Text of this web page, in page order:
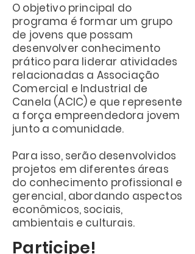
O objetivo principal do
programa é formar um grupo
de jovens que possam
desenvolver conhecimento
prático para liderar atividades
relacionadas a Associação
Comercial e Industrial de
Canela (ACIC) e que represente
a força empreendedora jovem
junto a comunidade.
Para isso, serão desenvolvidos
projetos em diferentes áreas
do conhecimento profissional e
gerencial, abordando aspectos
econômicos, sociais,
ambientais e culturais.
Participe!